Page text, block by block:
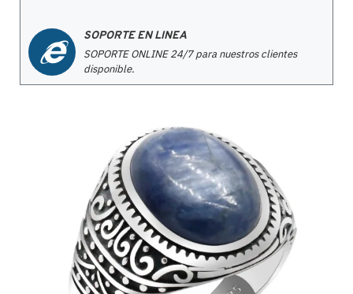
SOPORTE EN LINEA
SOPORTE ONLINE 24/7 para nuestros clientes
disponible.